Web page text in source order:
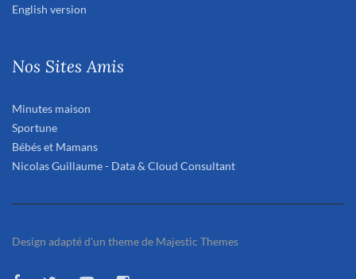
English version
Nos Sites Amis
Minutes maison
Sportune
Bébés et Mamans
Nicolas Guillaume - Data & Cloud Consultant
Design adapté d'un theme de Majestic Themes